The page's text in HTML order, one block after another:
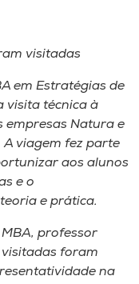
visitadas
em Estratégias de
visita técnica à
empresas Natura e
viagem fez parte
aos alunos
e o
e prática.
professor
foram
na